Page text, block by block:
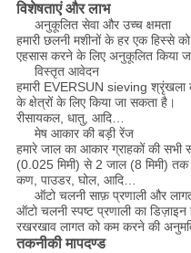
विशेषताएं और लाभ
अनुकूलित सेवा और उच्च क्षमता
हमारी छलनी मशीनों के हर एक हिस्से
एहसास करने के लिए अनुकूलित किया
विस्तृत आवेदन
हमारी EVERSUN sieving श्रृंखला
के क्षेत्रों के लिए किया जा सकता है।
रीसायकल, धातु, आदि…
मेष आकार की बड़ी रेंज
हमारे जाल का आकार ग्राहकों की
(0.025 मिमी) से 2 जाल (8 मिमी) तक
कण, पाउडर, घोल, आदि…
ऑटो चलनी साफ़ प्रणाली और
ऑटो चलनी स्पष्ट प्रणाली का
रखरखाव लागत को कम करने की
तकनीकी मापदण्ड